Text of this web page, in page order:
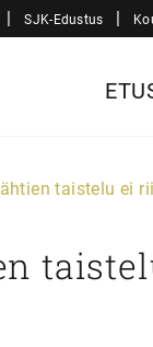
| SJK-Edustus |
taistelu ei